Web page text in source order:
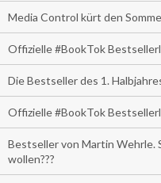
Media Control kürt den
Offizielle #BookTok
Die Bestseller des 1.
Offizielle #BookTok
Bestseller von Martin Wehrle.
wollen???